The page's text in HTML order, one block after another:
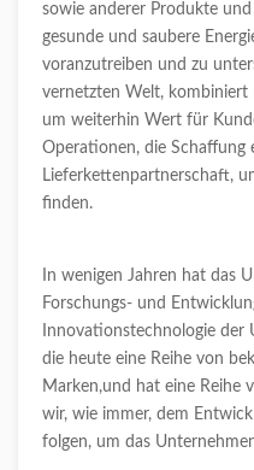
sowie anderer Produkte
gesunde und saubere
voranzutreiben und zu
vernetzten Welt, kombiniert
um weiterhin Wert für
Operationen, die Schaffung
Lieferkettenpartnerschaft,
finden.
In wenigen Jahren hat das
Forschungs- und
Innovationstechnologie der
die heute eine Reihe von
Marken,und hat eine Reihe
wir, wie immer, dem
folgen, um das